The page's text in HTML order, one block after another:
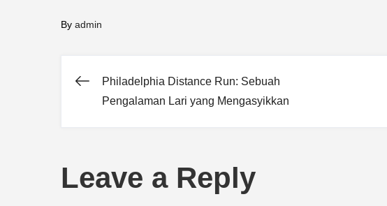
By admin
Post
Philadelphia Distance Run: Sebuah
Pengalaman Lari yang Mengasyikkan
Leave a Reply